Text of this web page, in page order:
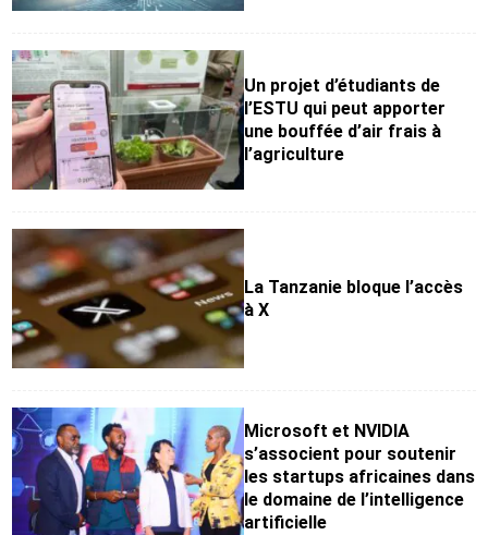
Un projet d’étudiants de
l’ESTU qui peut apporter
une bouffée d’air frais à
l’agriculture
La Tanzanie bloque l’accès
à X
Microsoft et NVIDIA
s’associent pour soutenir
les startups africaines dans
le domaine de l’intelligence
artificielle